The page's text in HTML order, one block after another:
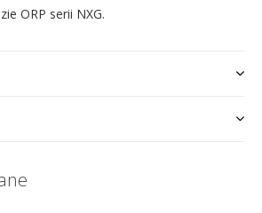
ORP serii NXG.